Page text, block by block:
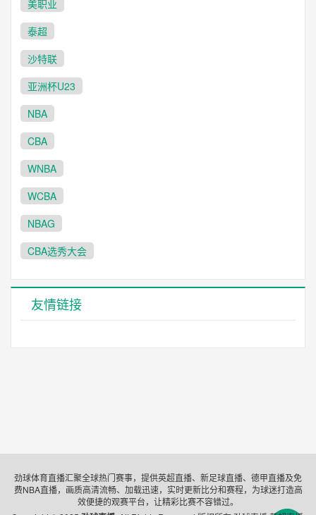
美职业
泰超
沙特联
亚洲杯U23
NBA
CBA
WNBA
WCBA
NBAG
CBA选秀大会
友情链接
劲球体育直播汇聚全球热门赛事，提供英超直播、新足球直播、德甲直播及免
费NBA直播，画质高清流畅、加载迅速，实时更新比分和赛程，为球迷打造高
效便捷的观赛平台，让精彩比赛不容错过。